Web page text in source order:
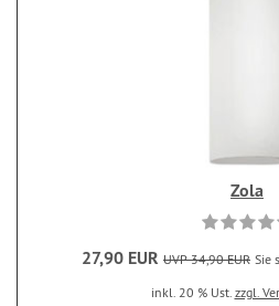
Zola
27,90 EUR UVP 34,90 EUR Sie
inkl. 20 % Ust. zzgl.